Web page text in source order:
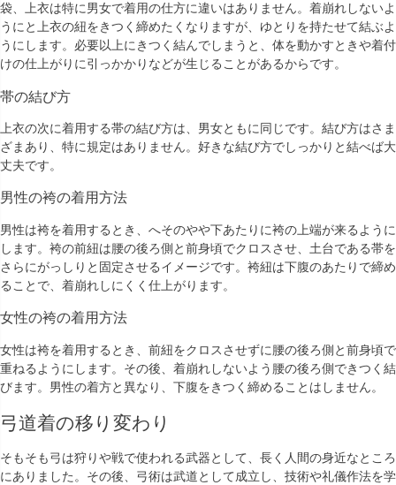
袋、上衣は特に男女で着用の仕方に違いはありません。着崩れしないよ
うにと上衣の紐をきつく締めたくなりますが、ゆとりを持たせて結ぶよ
うにします。必要以上にきつく結んでしまうと、体を動かすときや着付
けの仕上がりに引っかかりなどが生じることがあるからです。
帯の結び方
上衣の次に着用する帯の結び方は、男女ともに同じです。結び方はさま
ざまあり、特に規定はありません。好きな結び方でしっかりと結べば大
丈夫です。
男性の袴の着用方法
男性は袴を着用するとき、へそのやや下あたりに袴の上端が来るように
します。袴の前紐は腰の後ろ側と前身頃でクロスさせ、土台である帯を
さらにがっしりと固定させるイメージです。袴紐は下腹のあたりで締め
ることで、着崩れしにくく仕上がります。
女性の袴の着用方法
女性は袴を着用するとき、前紐をクロスさせずに腰の後ろ側と前身頃で
重ねるようにします。その後、着崩れしないよう腰の後ろ側できつく結
びます。男性の着方と異なり、下腹をきつく締めることはしません。
弓道着の移り変わり
そもそも弓は狩りや戦で使われる武器として、長く人間の身近なところ
にありました。その後、弓術は武道として成立し、技術や礼儀作法を学